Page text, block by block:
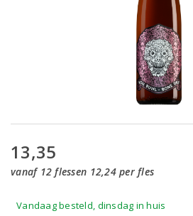
13,35
vanaf 12 flessen 12,24 per fles
Vandaag besteld, dinsdag in huis